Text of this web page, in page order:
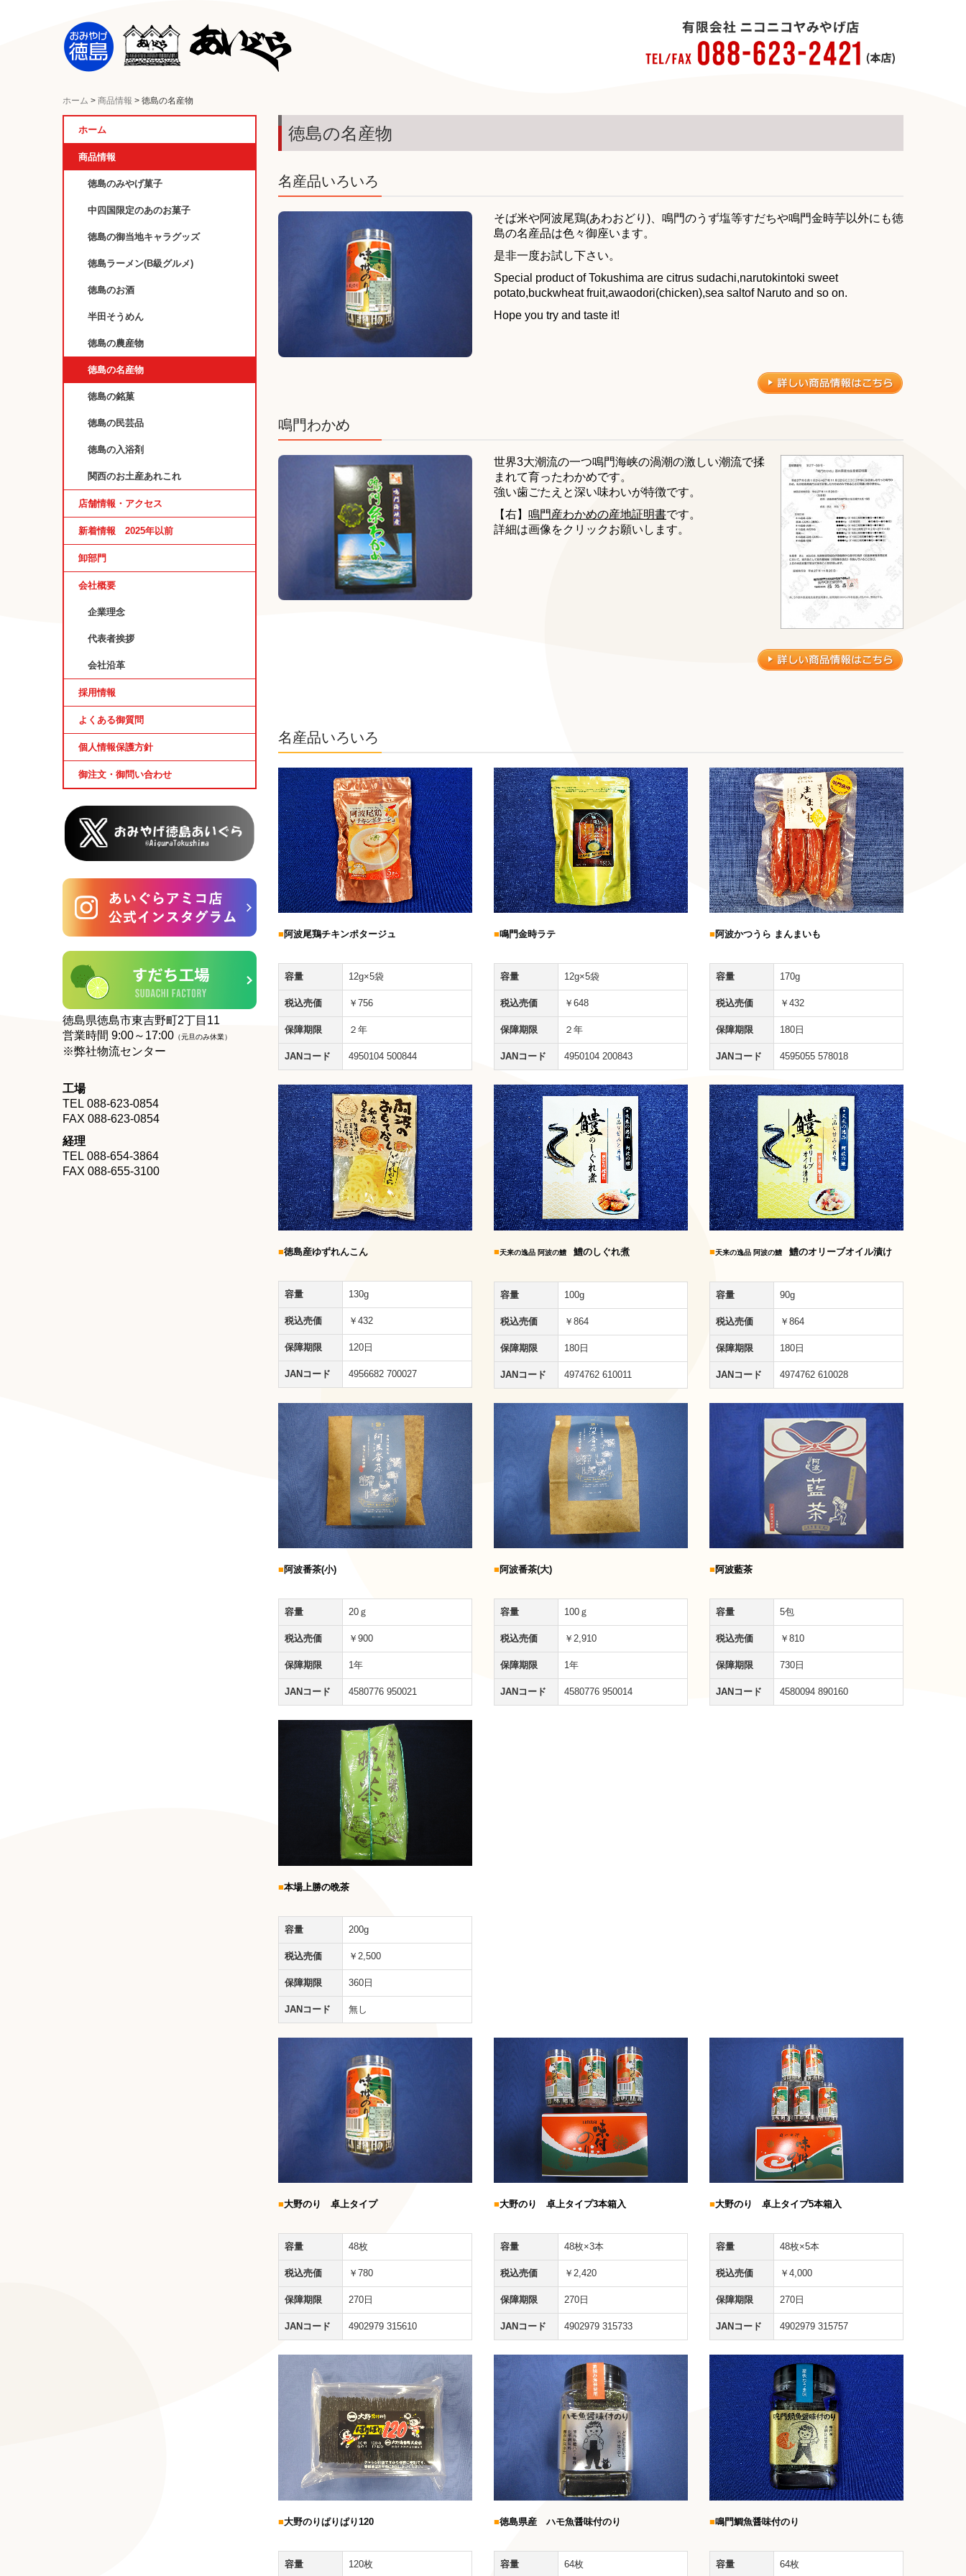
ホーム 商品情報 徳島の名産物
ホーム
商品情報
徳島のみやげ菓子
中四国限定のあのお菓子
徳島の御当地キャラグッズ
徳島ラーメン(B級グルメ)
徳島のお酒
半田そうめん
徳島の農産物
徳島の名産物
徳島の銘菓
徳島の民芸品
徳島の入浴剤
関西のお土産あれこれ
店舗情報・アクセス
新着情報 2025年以前
卸部門
会社概要
企業理念
代表者挨拶
会社沿革
採用情報
よくある御質問
個人情報保護方針
御注文・御問い合わせ
徳島県徳島市東吉野町2丁目11
営業時間 9:00～17:00 （元旦のみ休業）
※弊社物流センター
工場
TEL 088-623-0854
FAX 088-623-0854
経理
TEL 088-654-3864
FAX 088-655-3100
徳島の名産物
名産品いろいろ
そば米や阿波尾鶏(あわおどり)、鳴門のうず塩等すだちや鳴門金時芋以外にも徳
島の名産品は色々御座います。
是非一度お試し下さい。
Special product of Tokushima are citrus sudachi,narutokintoki sweet
potato,buckwheat fruit,awaodori(chicken),sea saltof Naruto and so on.
Hope you try and taste it!
鳴門わかめ
世界3大潮流の一つ鳴門海峡の渦潮の激しい潮流で揉
まれて育ったわかめです。
強い歯ごたえと深い味わいが特徴です。
【右】 鳴門産わかめの産地証明書です。
詳細は画像をクリックお願いします。
名産品いろいろ
■ 阿波尾鶏チキンポタージュ
容量 12g×5袋
税込売価 ￥756
保障期限 ２年
JANコード 4950104 500844
■鳴門金時ラテ
容量 12g×5袋
税込売価 ￥648
保障期限 ２年
JANコード 4950104 200843
■ 阿波かつうら まんまいも
容量 170g
税込売価 ￥432
保障期限 180日
JANコード 4595055 578018
■徳島産ゆずれんこん
容量 130g
税込売価 ￥432
保障期限 120日
JANコード 4956682 700027
■天来の逸品 阿波の鱧 鱧のしぐれ煮
容量 100g
税込売価 ￥864
保障期限 180日
JANコード 4974762 610011
■天来の逸品 阿波の鱧 鱧のオリーブオイル漬け
容量 90g
税込売価 ￥864
保障期限 180日
JANコード 4974762 610028
■ 阿波番茶(小)
容量 20ｇ
税込売価 ￥900
保障期限 1年
JANコード 4580776 950021
■ 阿波番茶(大)
容量 100ｇ
税込売価 ￥2,910
保障期限 1年
JANコード 4580776 950014
■ 阿波藍茶
容量 5包
税込売価 ￥810
保障期限 730日
JANコード 4580094 890160
■本場上勝の晩茶
容量 200g
税込売価 ￥2,500
保障期限 360日
JANコード 無し
■大野のり 卓上タイプ
容量 48枚
税込売価 ￥780
保障期限 270日
JANコード 4902979 315610
■大野のり 卓上タイプ3本箱入
容量 48枚×3本
税込売価 ￥2,420
保障期限 270日
JANコード 4902979 315733
■大野のり 卓上タイプ5本箱入
容量 48枚×5本
税込売価 ￥4,000
保障期限 270日
JANコード 4902979 315757
■大野のりぱりぱり120
容量 120枚
■徳島県産 ハモ魚醤味付のり
容量 64枚
■鳴門鯛魚醤味付のり
容量 64枚